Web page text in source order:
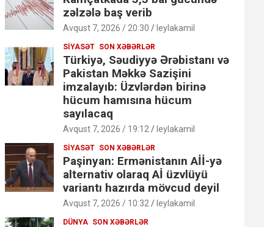
zəlzələ baş verib
Avqust 7, 2026 / 20:30 leylakamil
SIYASƏT SON XƏBƏRLƏR
Türkiyə, Səudiyyə Ərəbistanı və
Pakistan Məkkə Sazişini
imzalayıb: Üzvlərdən birinə
hücum hamısına hücum
sayılacaq
Avqust 7, 2026 / 19:12 leylakamil
SIYASƏT SON XƏBƏRLƏR
Paşinyan: Ermənistanın Aİİ-yə
alternativ olaraq Aİ üzvlüyü
variantı hazırda mövcud deyil
Avqust 7, 2026 / 10:32 leylakamil
DÜNYA SON XƏBƏRLƏR